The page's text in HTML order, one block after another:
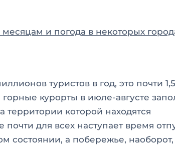
и погода в некоторых
туристов в год, это почти
курорты в июле-августе
территории которой находятся
для всех наступает время
состоянии, а побережье,